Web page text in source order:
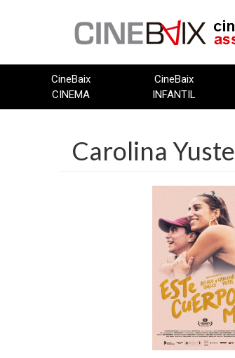
CineBaix
CINEMA
CineBaix
INFANTIL
Carolina Yuste